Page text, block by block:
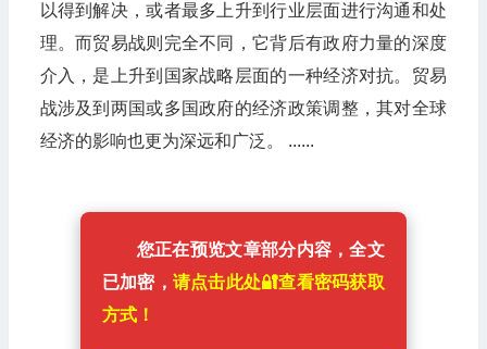
以得到解决，或者最多上升到行业层面进行沟通和处
理。而贸易战则完全不同，它背后有政府力量的深度
介入，是上升到国家战略层面的一种经济对抗。贸易
战涉及到两国或多国政府的经济政策调整，其对全球
经济的影响也更为深远和广泛。 ......
您正在预览文章部分内容，全文
已加密， 请点击此处🔐️查看密码获取
方式！